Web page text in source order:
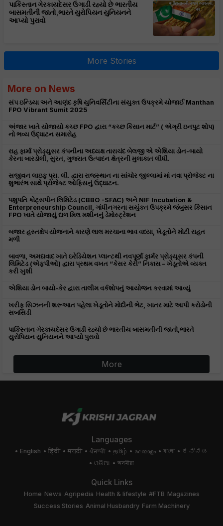
પાકિસ્તાન ગેરકાયદેસર ઉગાડી રહ્યો છે ભારતીય
બાસમતીની જાતો,ભારતે યુરોપિયન યુનિયનને
આપ્યો પુરાવો
More Stories
More on News
સંપ ઇન્ડિયા અને આણંદ કૃષિ યુનિવર્સિટીના સંયુક્ત ઉપક્રમે યોજાઈ Manthan
FPO Vibrant Sumit 2025
અંજાર ખાતે યોજાયો કચ્છ FPO દ્વારા “કચ્છ કિસાન માર્ટ” ( એગ્રી ઇનપુટ શોપ)
નો ભવ્ય ઉદ્ઘાટન સમારોહ
રાહ ફાર્મા પ્રોડ્યુસર કંપનીના અધ્યક્ષ તારાચંદ બેલજી એ એશિયા ડોન-બાયો
કેરના બારડોલી, સુરત, ગુજરાત ઉત્પાદન ક્ષેત્રની મુલાકાત લીધી.
સજીવન લાઇફ પ્રા. લી. દ્વારા રાજસ્થાન ના સાંચોર જીલ્લામાં માં નવા પ્રોજેક્ટ ના
શુભારંભ સાથે પ્રોજેક્ટ ઓફિસનું ઉદ્ઘાટન.
પશુપતિ કોટ્સપીન લિમિટેડ (CBBO -SFAC) અને NIF Incubation &
Enterpreneurship Council, ગાંધીનગરના સયુંકત ઉપક્રમે જંબુસર કિસાન
FPO ખાતે યોજાયું દાળ મિલ મશીનનું ડેમોસ્ટ્રેશન
બજાર હસ્તક્ષેપ યોજનાને કારણે લાલ મરચાના ભાવ વધ્યા, ખેડૂતોને મોટી રાહત
મળી
બાવળા, અમદાવાદ ખાતે ઇરેડિયેશન પ્લાન્ટથી નવપૂર્ણા ફાર્મર પ્રોડ્યૂસર કંપની
લિમિટેડ (એફપીઓ) દ્વારા પ્રથમ વખત “કેસર કેરી” નિકાસ – ખેડૂતોએ વ્યક્ત
કરી ખુશી
એશિયા ડોન બાયો-કેર દ્વારા તાલીમ વર્કશોપનું આયોજન કરવામાં આવ્યું
ખરીફ સિઝનની શરૂઆત પહેલા ખેડૂતોને મોદીની ભેટ, ખાતર માટે આપી કરોડોની
સબસિડી
પાકિસ્તાન ગેરકાયદેસર ઉગાડી રહ્યો છે ભારતીય બાસમતીની જાતો,ભારતે
યુરોપિયન યુનિયનને આપ્યો પુરાવો
More
Languages
English हिंदी मराठी ਪੰਜਾਬੀ தமிழ் മലയാളം বাংলা
ಕನ್ನಡ
ଓଡିଆ
অসমীয়া
Quick Links
Home News Agripedia Health & lifestyle #FTB Magazines
Success Stories Animal Husbandry Farm Machinery